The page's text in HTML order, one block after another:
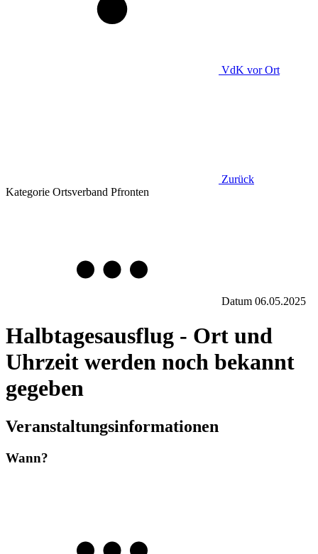
VdK vor Ort
Zurück
Kategorie Ortsverband Pfronten
Datum 06.05.2025
Halbtagesausflug - Ort und
Uhrzeit werden noch bekannt
gegeben
Veranstaltungsinformationen
Wann?